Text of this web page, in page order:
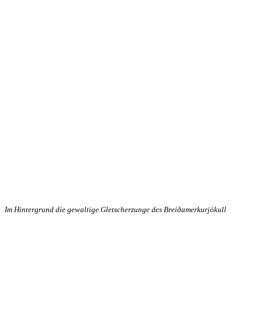
Im Hintergrund die gewaltige Gletscherzunge des Breiðamerkurjökull